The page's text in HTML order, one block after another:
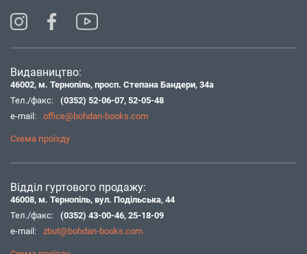
Видавництво:
46002, м. Тернопіль, просп. Степана Бандери, 34а
Тел./факс:
(0352) 52-06-07, 52-05-48
e-mail:
office@bohdan-books.com
Схема проїзду
Відділ гуртового продажу:
46008, м. Тернопіль, вул. Подільська, 44
Тел./факс:
(0352) 43-00-46, 25-18-09
e-mail:
zbut@bohdan-books.com